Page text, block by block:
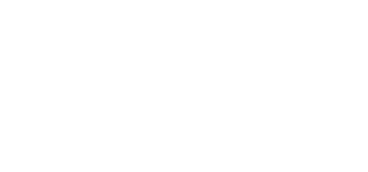
trei ori de către
Dispoziția prin care
desemnarea unei alte
depășirea competențelor